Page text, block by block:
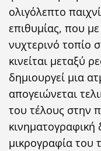
ολιγόλεπτο
επιθυμίας, που
νυχτερινό τοπίο
κινείται μεταξύ
δημιουργεί μια
απογειώνεται
του τέλους στην
μικρογραφία του